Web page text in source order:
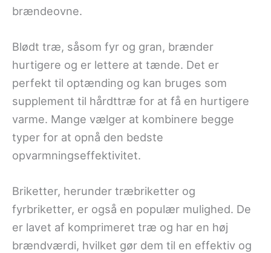
brændeovne.
Blødt træ, såsom fyr og gran, brænder
hurtigere og er lettere at tænde. Det er
perfekt til optænding og kan bruges som
supplement til hårdttræ for at få en hurtigere
varme. Mange vælger at kombinere begge
typer for at opnå den bedste
opvarmningseffektivitet.
Briketter, herunder træbriketter og
fyrbriketter, er også en populær mulighed. De
er lavet af komprimeret træ og har en høj
brændværdi, hvilket gør dem til en effektiv og